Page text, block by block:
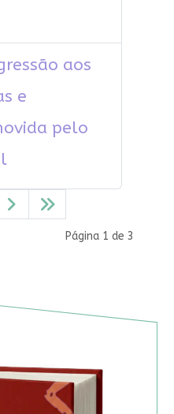
aos
e
pelo
Página 1 de 3